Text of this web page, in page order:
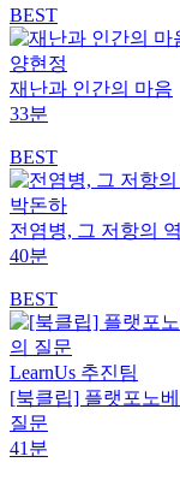
BEST
양현정
재난과 인간의 마음
33분
BEST
박돈하
전염병, 그 저항의
40분
BEST
LearnUs 추진팀
[북클립] 플랫포노
질문
41분